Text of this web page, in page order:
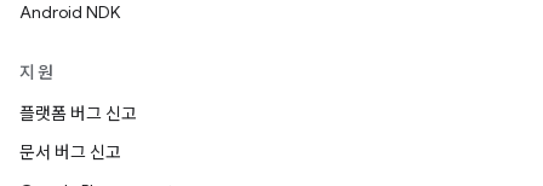
Android NDK
지원
플랫폼 버그 신고
문서 버그 신고